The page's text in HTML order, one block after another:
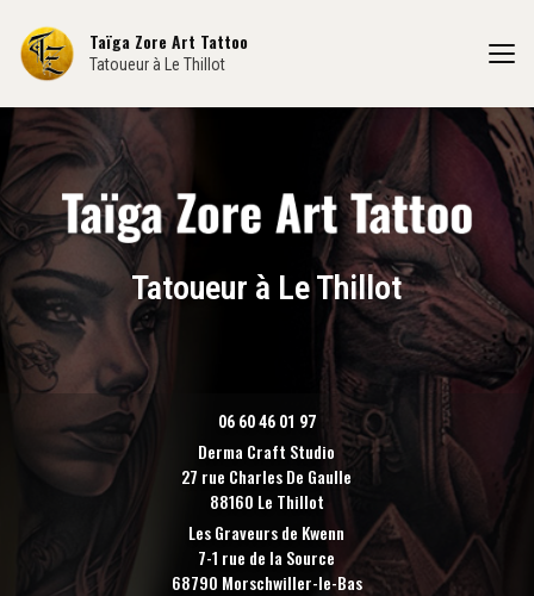
contenu
principal
Taïga Zore Art Tattoo
Tatoueur à Le Thillot
Tatoueur à Le Thillot
06 60 46 01 97
Derma Craft Studio
27 rue Charles De Gaulle
88160 Le Thillot
Les Graveurs de Kwenn
7-1 rue de la Source
68790 Morschwiller-le-Bas